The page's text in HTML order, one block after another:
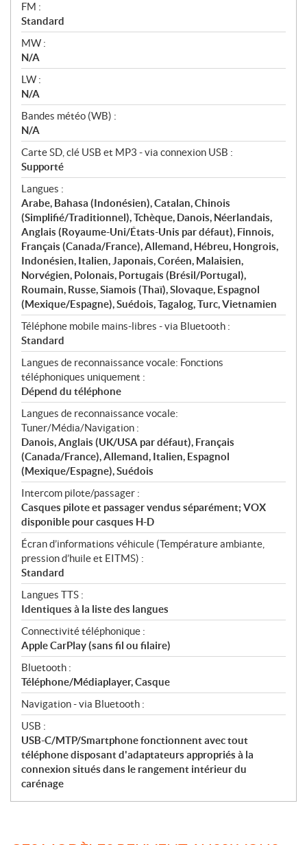
FM :
Standard
MW :
N/A
LW :
N/A
Bandes météo (WB) :
N/A
Carte SD, clé USB et MP3 - via connexion USB :
Supporté
Langues :
Arabe, Bahasa (Indonésien), Catalan, Chinois
(Simplifié/Traditionnel), Tchèque, Danois, Néerlandais,
Anglais (Royaume-Uni/États-Unis par défaut), Finnois,
Français (Canada/France), Allemand, Hébreu, Hongrois,
Indonésien, Italien, Japonais, Coréen, Malaisien,
Norvégien, Polonais, Portugais (Brésil/Portugal),
Roumain, Russe, Siamois (Thaï), Slovaque, Espagnol
(Mexique/Espagne), Suédois, Tagalog, Turc, Vietnamien
Téléphone mobile mains-libres - via Bluetooth :
Standard
Langues de reconnaissance vocale: Fonctions
téléphoniques uniquement :
Dépend du téléphone
Langues de reconnaissance vocale:
Tuner/Média/Navigation :
Danois, Anglais (UK/USA par défaut), Français
(Canada/France), Allemand, Italien, Espagnol
(Mexique/Espagne), Suédois
Intercom pilote/passager :
Casques pilote et passager vendus séparément; VOX
disponible pour casques H-D
Écran d’informations véhicule (Température ambiante,
pression d’huile et EITMS) :
Standard
Langues TTS :
Identiques à la liste des langues
Connectivité téléphonique :
Apple CarPlay (sans fil ou filaire)
Bluetooth :
Téléphone/Médiaplayer, Casque
Navigation - via Bluetooth :
USB :
USB-C/MTP/Smartphone fonctionnent avec tout
téléphone disposant d'adaptateurs appropriés à la
connexion situés dans le rangement intérieur du
carénage